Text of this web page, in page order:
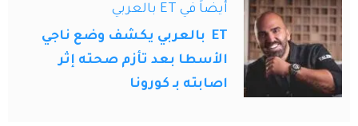
أيضاً في ET بالعربي
ET بالعربي يكشف وضع ناجي
الأسطا بعد تأزم صحته إثر
اصابته بـ كورونا